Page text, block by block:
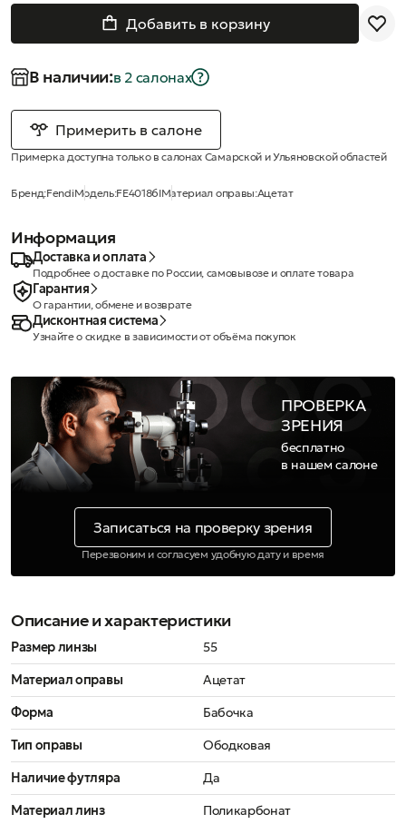
Добавить в корзину
В наличии:в 2 салонах
Примерить в салоне
Примерка доступна только в салонах Самарской и Ульяновской областей
Бренд:FendiМодель:FE40186IМатериал оправы:Ацетат
Информация
Доставка и оплата
Подробнее о доставке по России, самовывозе и оплате товара
Гарантия
О гарантии, обмене и возврате
Дисконтная система
Узнайте о скидке в зависимости от объёма покупок
ПРОВЕРКА
ЗРЕНИЯ
бесплатно
в нашем салоне
Записаться на проверку зрения
Перезвоним и согласуем удобную дату и время
Описание и характеристики
Размер линзы
55
Материал оправы
Ацетат
Форма
Бабочка
Тип оправы
Ободковая
Наличие футляра
Да
Материал линз
Поликарбонат